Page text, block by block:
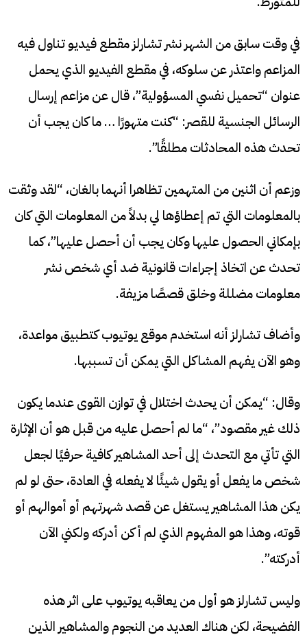
في وقت سابق من الشهر نشر تشارلز مقطع فيديو تناول فيه
المزاعم واعتذر عن سلوكه، في مقطع الفيديو الذي يحمل
عنوان “تحميل نفسي المسؤولية”، قال عن مزاعم إرسال
الرسائل الجنسية للقصر: “كنت متهورًا … ما كان يجب أن
تحدث هذه المحادثات مطلقًا”.
وزعم أن اثنين من المتهمين تظاهرا أنهما بالغان، “لقد وثقت
بالمعلومات التي تم إعطاؤها لي بدلاً من المعلومات التي كان
بإمكاني الحصول عليها وكان يجب أن أحصل عليها”، كما
تحدث عن اتخاذ إجراءات قانونية ضد أي شخص نشر
معلومات مضللة وخلق قصصًا مزيفة.
وأضاف تشارلز أنه استخدم موقع يوتيوب كتطبيق مواعدة،
وهو الآن يفهم المشاكل التي يمكن أن تسببها.
وقال: “يمكن أن يحدث اختلال في توازن القوى عندما يكون
ذلك غير مقصود”، “ما لم أحصل عليه من قبل هو أن الإثارة
التي تأتي مع التحدث إلى أحد المشاهير كافية حرفيًا لجعل
شخص ما يفعل أو يقول شيئًا لا يفعله في العادة، حتى لو لم
يكن هذا المشاهير يستغل عن قصد شهرتهم أو أموالهم أو
قوته، وهذا هو المفهوم الذي لم أكن أدركه ولكني الآن
أدركته”.
وليس تشارلز هو أول من يعاقبه يوتيوب على اثر هذه
الفضيحة، لكن هناك العديد من النجوم والمشاهير الذين